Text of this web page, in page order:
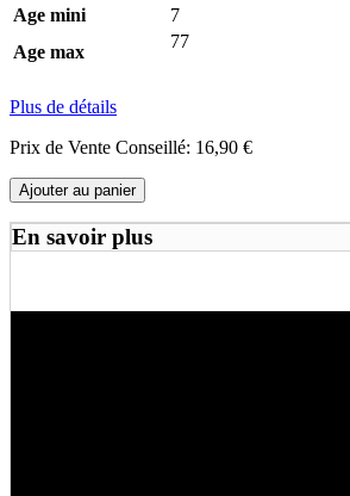
Age mini
7
Age max
77
Plus de détails
Prix de Vente Conseillé: 16,90 €
Ajouter au panier
En savoir plus